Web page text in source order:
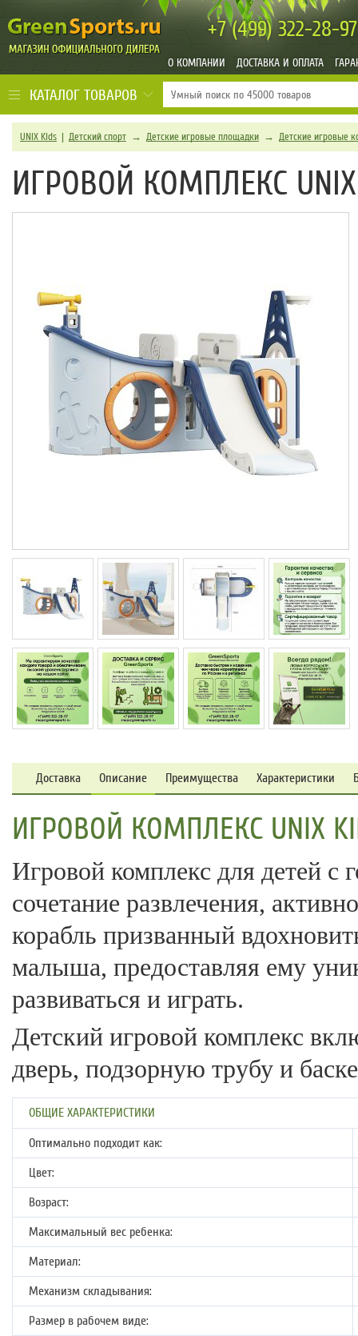
+7 (499)322-28-97
О КОМПАНИИ ДОСТАВКА И ОПЛАТА
КАТАЛОГ ТОВАРОВ
UNIX Kids | Детский спорт → Детские игровые площадки → Детские игровые
ИГРОВОЙ КОМПЛЕКС UNIX
Доставка Описание Преимущества Характеристики
ИГРОВОЙ КОМПЛЕКС UNIX
Игровой комплекс для детей
сочетание развлечения,
корабль призванный
малыша, предоставляя ему
развиваться и играть.
Детский игровой комплекс
дверь, подзорную трубу и
ОБЩИЕ ХАРАКТЕРИСТИКИ
Оптимально подходит как:
Цвет:
Возраст:
Максимальный вес ребенка:
Материал:
Механизм складывания:
Размер в рабочем виде: